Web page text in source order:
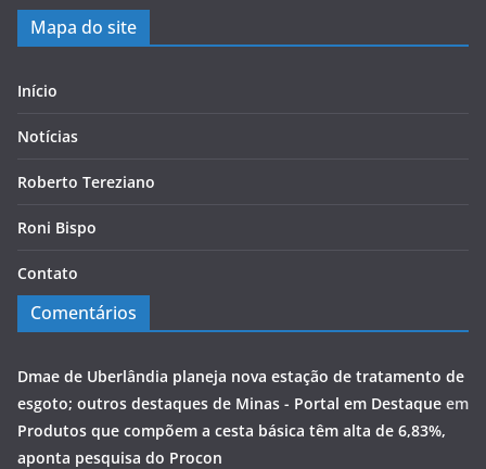
Mapa do site
Início
Notícias
Roberto Tereziano
Roni Bispo
Contato
Comentários
Dmae de Uberlândia planeja nova estação de tratamento de
esgoto; outros destaques de Minas - Portal em Destaque em
Produtos que compõem a cesta básica têm alta de 6,83%,
aponta pesquisa do Procon